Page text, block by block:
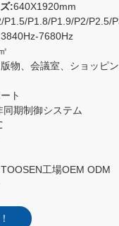
:640X1920mm
P1.5/P1.8/P1.9/P2/P2.5/
3840Hz-7680Hz
物、会議室、ショッピ
ト
同期制御システム
TOOSEN工場OEM ODM